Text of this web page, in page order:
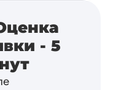
Лариса
- 5